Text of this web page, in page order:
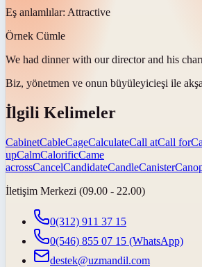
Eş anlamlılar: Attractive
Örnek Cümle
We had dinner with our director and his
Biz, yönetmen ve onun büyüleyicieşi ile
İlgili Kelimeler
CabinetCableCageCalculateCall atCall for
upCalmCalorificCame
acrossCancelCandidateCandleCanister
İletişim Merkezi (09.00 - 22.00)
0(312) 911 37 15
0(546) 855 07 15 (WhatsApp)
destek@uzmandil.com